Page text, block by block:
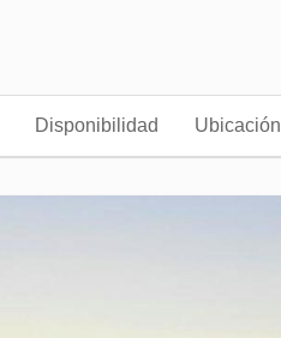
Disponibilidad Ubicación